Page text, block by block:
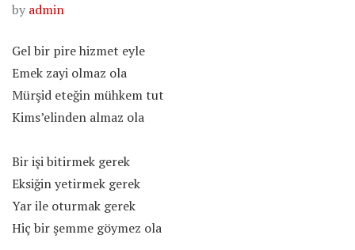
by admin
Gel bir pire hizmet eyle
Emek zayi olmaz ola
Mürşid eteğin mühkem tut
Kims’elinden almaz ola
Bir işi bitirmek gerek
Eksiğin yetirmek gerek
Yar ile oturmak gerek
Hiç bir şemme göymez ola